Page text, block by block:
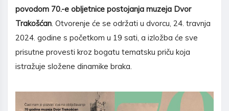
povodom 70.-e obljetnice postojanja muzeja Dvor
Trakošćan. Otvorenje će se održati u dvorcu, 24. travnja
2024. godine s početkom u 19 sati, a izložba će sve
prisutne provesti kroz bogatu tematsku priču koja
istražuje složene dinamike braka.